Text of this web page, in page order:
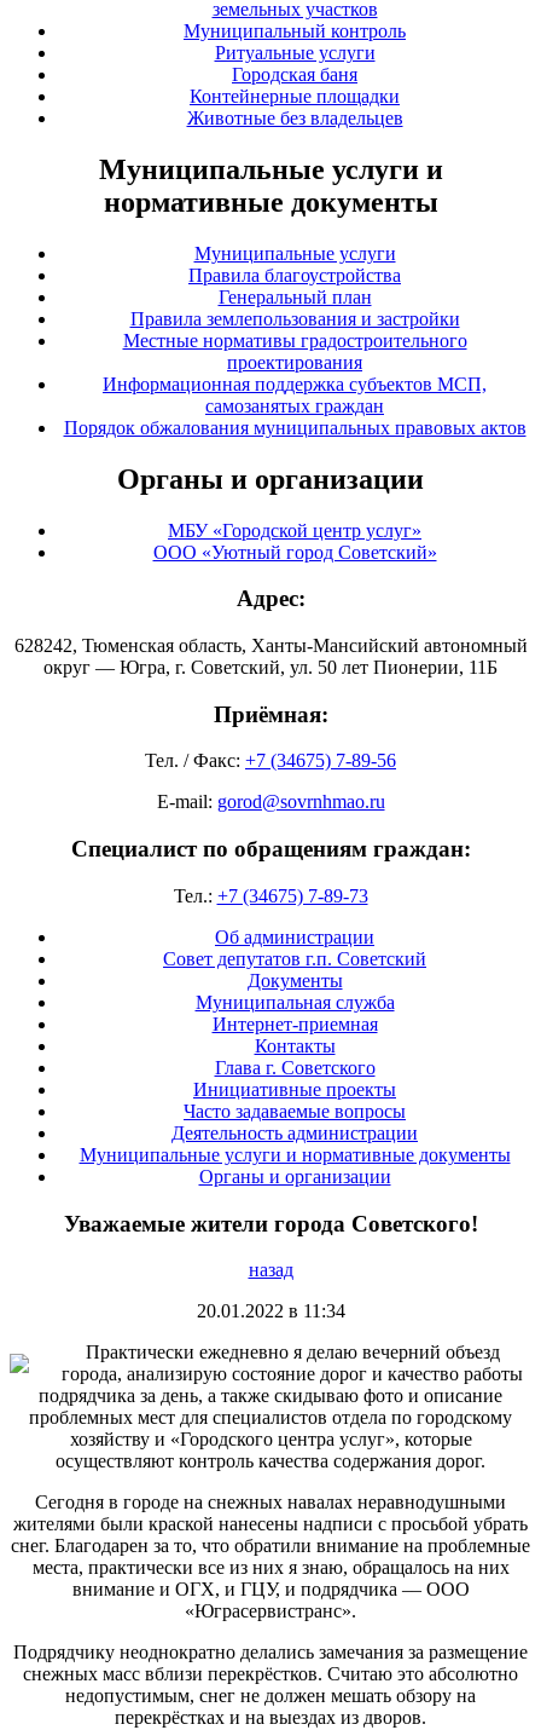
земельных участков
Муниципальный контроль
Ритуальные услуги
Городская баня
Контейнерные площадки
Животные без владельцев
Муниципальные услуги и
нормативные документы
Муниципальные услуги
Правила благоустройства
Генеральный план
Правила землепользования и застройки
Местные нормативы градостроительного
проектирования
Информационная поддержка субъектов МСП,
самозанятых граждан
Порядок обжалования муниципальных правовых актов
Органы и организации
МБУ «Городской центр услуг»
ООО «Уютный город Советский»
Адрес:
628242, Тюменская область, Ханты-Мансийский автономный
округ — Югра, г. Советский, ул. 50 лет Пионерии, 11Б
Приёмная:
Тел. / Факс: +7 (34675) 7-89-56
E-mail: gorod@sovrnhmao.ru
Специалист по обращениям граждан:
Тел.: +7 (34675) 7-89-73
Об администрации
Совет депутатов г.п. Советский
Документы
Муниципальная служба
Интернет-приемная
Контакты
Глава г. Советского
Инициативные проекты
Часто задаваемые вопросы
Деятельность администрации
Муниципальные услуги и нормативные документы
Органы и организации
Уважаемые жители города Советского!
назад
20.01.2022 в 11:34
Практически ежедневно я делаю вечерний объезд
города, анализирую состояние дорог и качество работы
подрядчика за день, а также скидываю фото и описание
проблемных мест для специалистов отдела по городскому
хозяйству и «Городского центра услуг», которые
осуществляют контроль качества содержания дорог.
Сегодня в городе на снежных навалах неравнодушными
жителями были краской нанесены надписи с просьбой убрать
снег. Благодарен за то, что обратили внимание на проблемные
места, практически все из них я знаю, обращалось на них
внимание и ОГХ, и ГЦУ, и подрядчика –– ООО
«Юграсервистранс».
Подрядчику неоднократно делались замечания за размещение
снежных масс вблизи перекрёстков. Считаю это абсолютно
недопустимым, снег не должен мешать обзору на
перекрёстках и на выездах из дворов.